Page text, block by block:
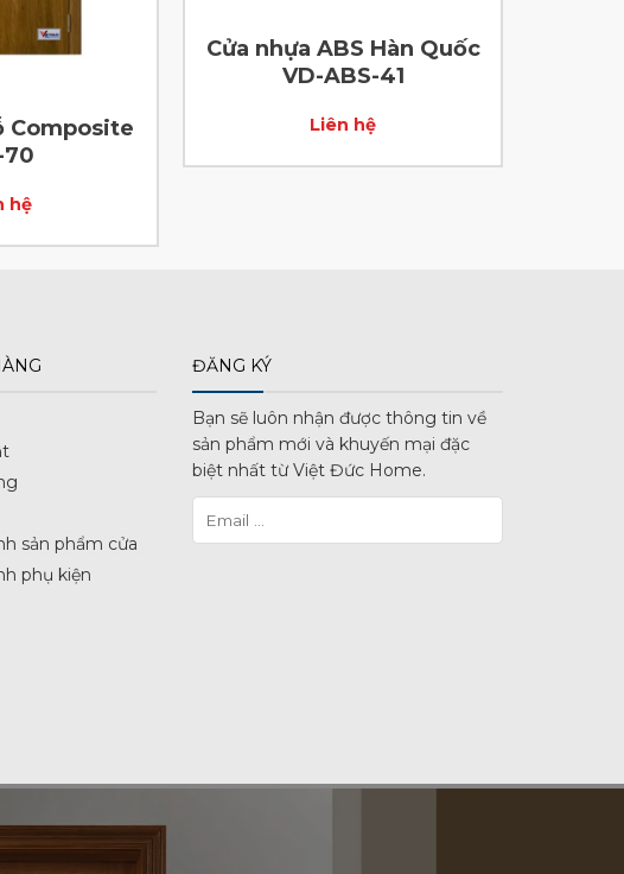
Composite
70
hệ
Cửa nhựa ABS Hàn Quốc
VD-ABS-41
Liên hệ
sản phẩm cửa
phụ kiện
ĐĂNG KÝ
Bạn sẽ luôn nhận được thông tin về
sản phẩm mới và khuyến mại đặc
biệt nhất từ Việt Đức Home.